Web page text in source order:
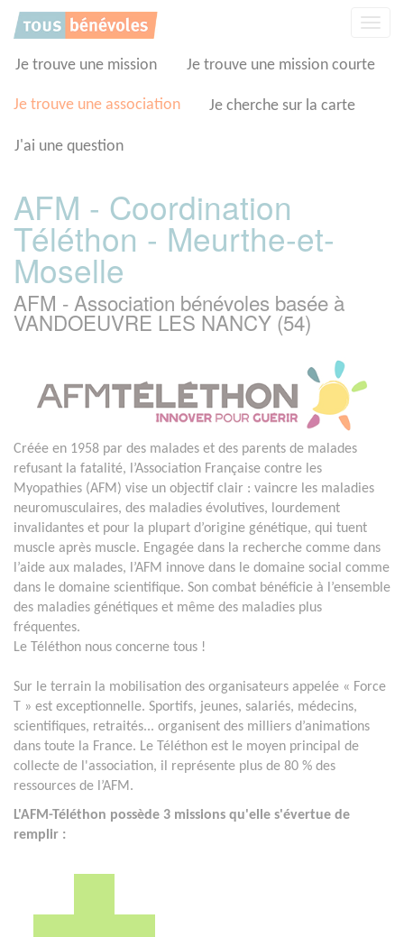
Je trouve une mission Je trouve une mission courte
Je trouve une association Je cherche sur la carte
J'ai une question
AFM - Coordination
Téléthon - Meurthe-et-
Moselle
AFM - Association bénévoles basée à
VANDOEUVRE LES NANCY (54)
Créée en 1958 par des malades et des parents de malades
refusant la fatalité, l’Association Française contre les
Myopathies (AFM) vise un objectif clair : vaincre les maladies
neuromusculaires, des maladies évolutives, lourdement
invalidantes et pour la plupart d’origine génétique, qui tuent
muscle après muscle. Engagée dans la recherche comme dans
l’aide aux malades, l’AFM innove dans le domaine social comme
dans le domaine scientifique. Son combat bénéficie à l’ensemble
des maladies génétiques et même des maladies plus
fréquentes.
Le Téléthon nous concerne tous !
Sur le terrain la mobilisation des organisateurs appelée « Force
T » est exceptionnelle. Sportifs, jeunes, salariés, médecins,
scientifiques, retraités... organisent des milliers d’animations
dans toute la France. Le Téléthon est le moyen principal de
collecte de l'association, il représente plus de 80 % des
ressources de l’AFM.
L'AFM-Téléthon possède 3 missions qu'elle s'évertue de
remplir :
Panneau de gestion des cookies